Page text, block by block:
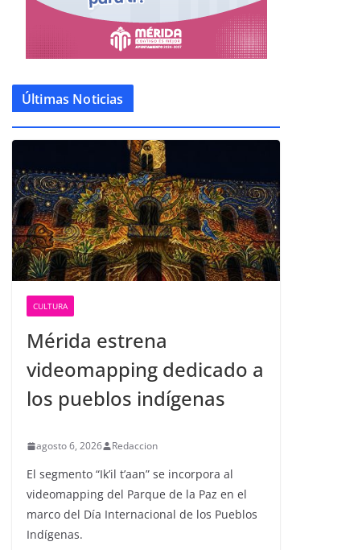
Últimas Noticias
CULTURA
Mérida estrena
videomapping dedicado a
los pueblos indígenas
agosto 6, 2026 Redaccion
El segmento “Ik’il t’aan” se incorpora al
videomapping del Parque de la Paz en el
marco del Día Internacional de los Pueblos
Indígenas.